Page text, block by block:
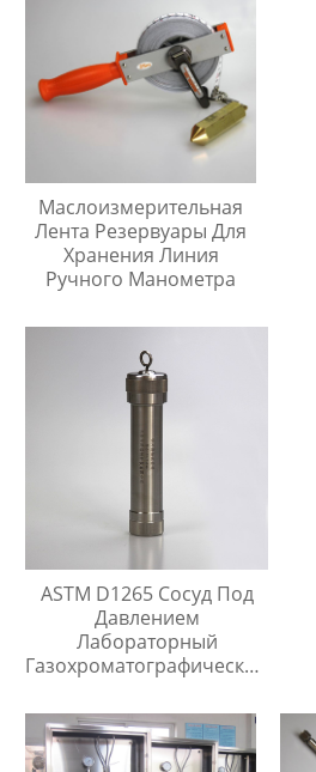
Маслоизмерительная
Лента Резервуары Для
Хранения Линия
Ручного Манометра
ASTM D1265 Сосуд Под
Давлением
Лабораторный
Газохроматографический